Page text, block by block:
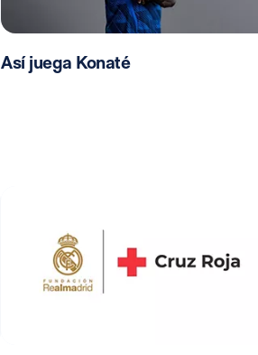
Así juega Konaté